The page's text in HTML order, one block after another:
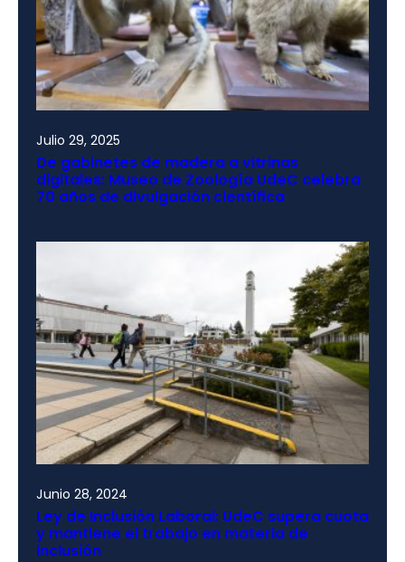
Julio 29, 2025
De gabinetes de madera a vitrinas
digitales: Museo de Zoología UdeC celebra
70 años de divulgación científica
Junio 28, 2024
Ley de Inclusión Laboral: UdeC supera cuota
y mantiene el trabajo en materia de
inclusión